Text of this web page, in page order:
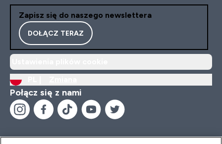
Zapisz się do naszego newslettera
DOŁĄCZ TERAZ
Połącz się z nami